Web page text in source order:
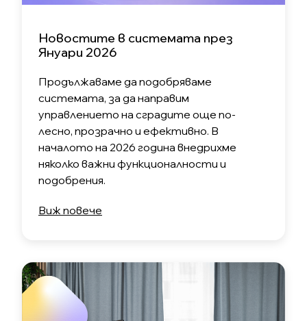
Новостите в системата през
Януари 2026
Продължаваме да подобряваме
системата, за да направим
управлението на сградите още по-
лесно, прозрачно и ефективно. В
началото на 2026 година внедрихме
няколко важни функционалности и
подобрения.
Виж повече